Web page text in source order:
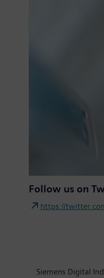
Follow us on
https://
Siemens Digital